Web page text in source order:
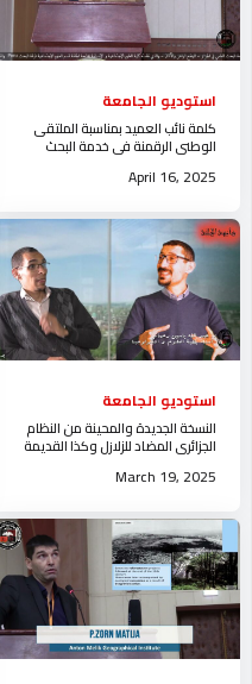
استوديو الجامعة
كلمة نائب العميد بمناسبة الملتقى
الوطني الرقمنة في خدمة البحث
العلمي في الجزائرالوضع الراهن و
الآفاق
April 16, 2025
استوديو الجامعة
النسخة الجديدة والمحينة من النظام
الجزائري المضاد للزلازل وكذا القديمة
استوديو جامعة الجلفة
March 19, 2025